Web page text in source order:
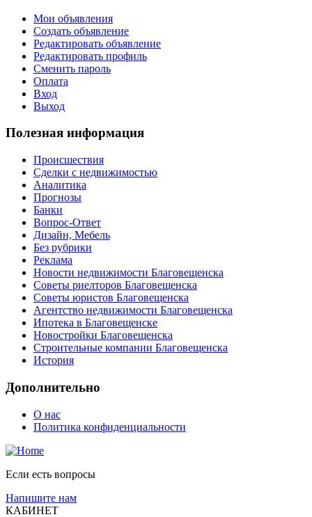
Мои объявления
Создать объявление
Редактировать объявление
Редактировать профиль
Сменить пароль
Оплата
Вход
Выход
Полезная информация
Происшествия
Сделки с недвижимостью
Аналитика
Прогнозы
Банки
Вопрос-Ответ
Дизайн, Мебель
Без рубрики
Реклама
Новости недвижимости Благовещенска
Советы риелторов Благовещенска
Советы юристов Благовещенска
Агентство недвижимости Благовещенска
Ипотека в Благовещенске
Новостройки Благовещенска
Строительные компании Благовещенска
История
Дополнительно
О нас
Политика конфиденциальности
Если есть вопросы
Напишите нам
КАБИНЕТ